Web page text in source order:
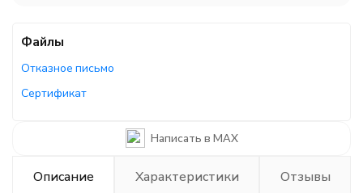
Файлы
Отказное письмо
Сертификат
Написать в MAX
Описание Характеристики Отзывы